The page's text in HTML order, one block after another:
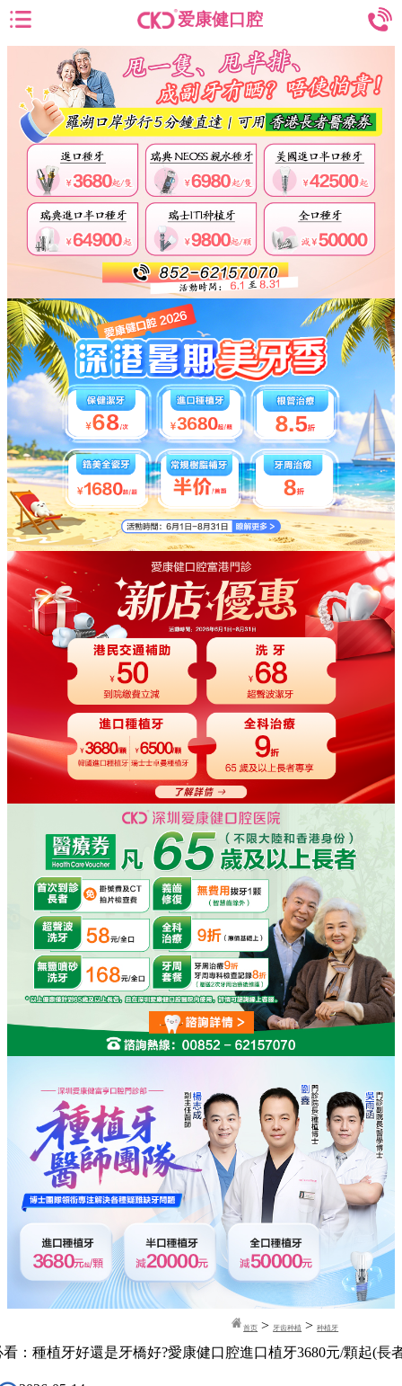
爱康健口腔
首页 > 牙齿种植 >种植牙
：種植牙好還是牙橋好?愛康健口腔進口植牙3680元/顆起(長